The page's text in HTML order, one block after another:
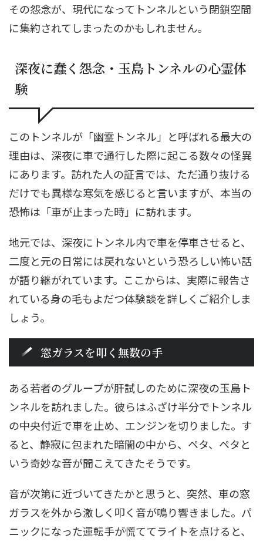
その怨念が、現代になってトンネルという閉鎖空間
に集約されてしまったのかもしれません。
深夜に蠢く怨念・玉島トンネルの心霊体
験
このトンネルが「幽霊トンネル」と呼ばれる最大の
理由は、深夜に車で通行した際に起こる数々の怪異
にあります。訪れた人の証言では、ただ通り抜ける
だけでも異様な寒気を感じると言いますが、本当の
恐怖は「車が止まった時」に訪れます。
地元では、深夜にトンネル内で車を停車させると、
二度と元の日常には戻れないという恐ろしい怖い話
が語り継がれています。ここからは、実際に報告さ
れている身の毛もよだつ体験談を詳しくご紹介しま
しょう。
窓ガラスを叩く無数の手
ある若者のグループが肝試しのために深夜の玉島ト
ンネルを訪れました。彼らはふざけ半分でトンネル
の中央付近で車を止め、エンジンを切りました。す
ると、静寂に包まれた暗闇の中から、ペタ、ペタと
いう奇妙な音が聞こえてきたそうです。
音が次第に近づいてきたかと思うと、突然、車の窓
ガラスを外から激しく叩く音が鳴り響きました。パ
ニックになった運転手が慌ててライトを点けると、